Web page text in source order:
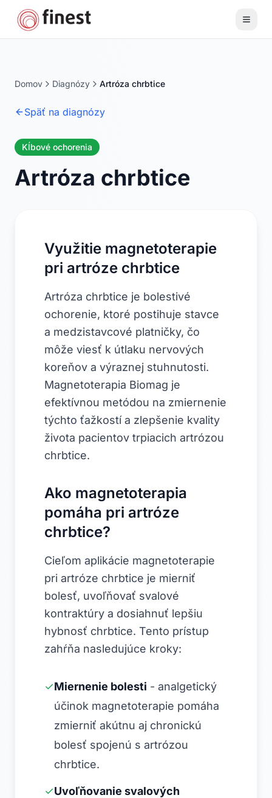
Domov Diagnózy Artróza chrbtice
Späť na diagnózy
Kĺbové ochorenia
Artróza chrbtice
Využitie magnetoterapie
pri artróze chrbtice
Artróza chrbtice je bolestivé
ochorenie, ktoré postihuje stavce
a medzistavcové platničky, čo
môže viesť k útlaku nervových
koreňov a výraznej stuhnutosti.
Magnetoterapia Biomag je
efektívnou metódou na zmiernenie
týchto ťažkostí a zlepšenie kvality
života pacientov trpiacich artrózou
chrbtice.
Ako magnetoterapia
pomáha pri artróze
chrbtice?
Cieľom aplikácie magnetoterapie
pri artróze chrbtice je mierniť
bolesť, uvoľňovať svalové
kontraktúry a dosiahnuť lepšiu
hybnosť chrbtice. Tento prístup
zahŕňa nasledujúce kroky:
✓Miernenie bolesti - analgetický
účinok magnetoterapie pomáha
zmierniť akútnu aj chronickú
bolesť spojenú s artrózou
chrbtice.
✓Uvoľňovanie svalových